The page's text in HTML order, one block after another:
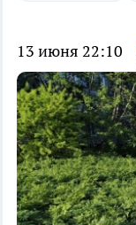
13 июня 22:10